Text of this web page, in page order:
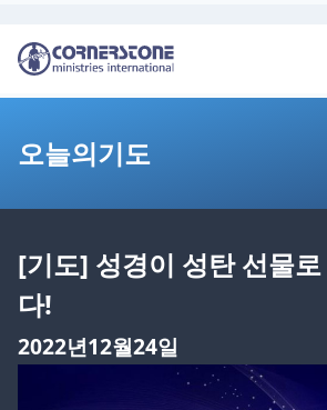
오늘의기도
[기도] 성경이 성탄 선물
다!
2022년12월24일